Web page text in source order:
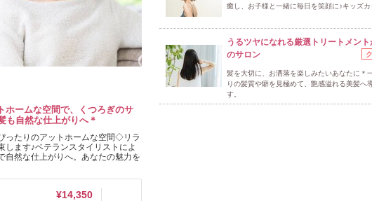
ホームな空間で、くつろぎのサ
自然な仕上がりへ＊
ったりのアットホームな空間◇リラ
します♪ベテランスタイリストによ
自然な仕上がりへ。あなたの魅力を
¥14,350
癒し、お子様と一緒に毎日を笑顔に♪キッズ
うるツヤになれる厳選トリートメント
のサロン
髪を大切に、お洒落を楽しみたいあなたに＊
りの髪質や癖を見極めて、艶感溢れる美髪へ
す。